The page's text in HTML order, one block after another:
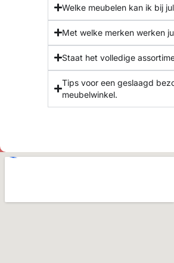
Welke meubelen kan ik bij
Met welke merken werken
Staat het volledige
Tips voor een geslaagd
meubelwinkel.